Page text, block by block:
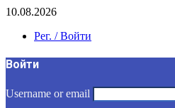
10.08.2026
Рег. / Войти
Войти
Username or email